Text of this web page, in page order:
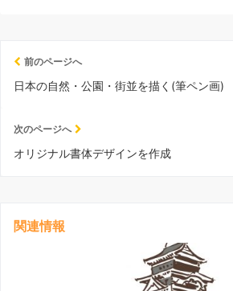
前のページへ
日本の自然・公園・街並を描く(筆ペン画)
次のページへ
オリジナル書体デザインを作成
関連情報